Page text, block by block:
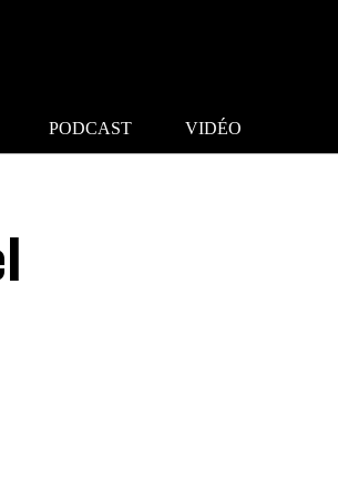
PODCAST VIDÉO